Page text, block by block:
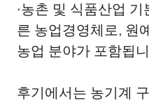
·농촌 및 식품산업
른 농업경영체로, 원
농업 분야가 포함됩니
후기에서는 농기계